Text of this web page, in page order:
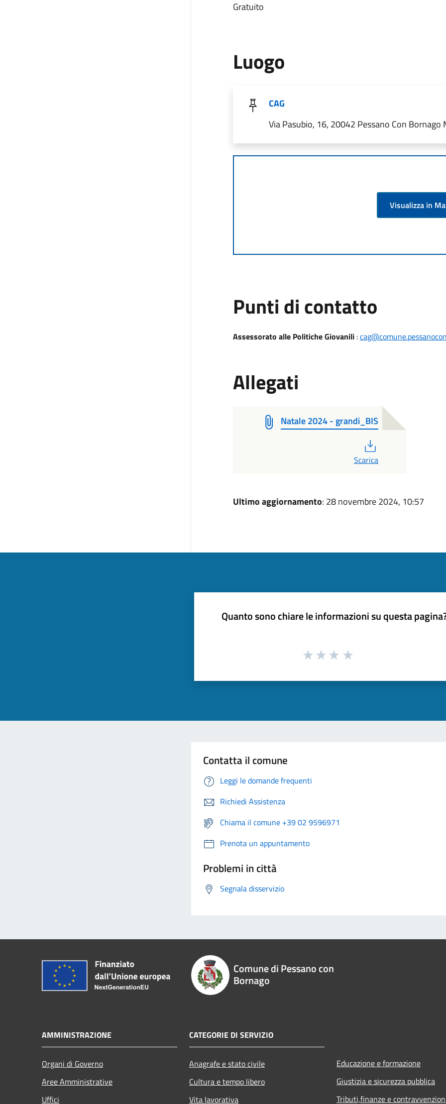
Gratuito
Luogo
CAG
Via Pasubio, 16, 20042 Pessano Con Bornago
Visualizza in
Punti di contatto
Assessorato alle Politiche Giovanili:
Allegati
Natale 2024 - grandi_BIS
Scarica
Ultimo aggiornamento: 28 novembre 2024, 10:57
Quanto sono chiare le informazioni su questa
Contatta il comune
Leggi le domande frequenti
Richiedi Assistenza
Chiama il comune +39 02 9596971
Prenota un appuntamento
Problemi in città
Segnala disservizio
Comune di Pessano con
Bornago
AMMINISTRAZIONE
Organi di Governo
Aree Amministrative
Uffici
CATEGORIE DI SERVIZIO
Anagrafe e stato civile
Cultura e tempo libero
Vita lavorativa
Educazione e formazione
Giustizia e sicurezza pubblica
Tributi,finanze e